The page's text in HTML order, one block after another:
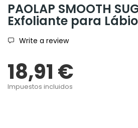
PAOLAP SMOOTH
Exfoliante para
Write a review
18,91 €
Impuestos incluidos